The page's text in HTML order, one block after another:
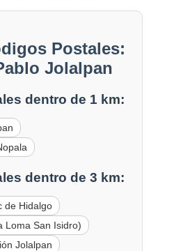
Postales:
Jolalpan
dentro de 1 km:
dentro de 3 km:
de Hidalgo
Loma San Isidro)
Jolalpan